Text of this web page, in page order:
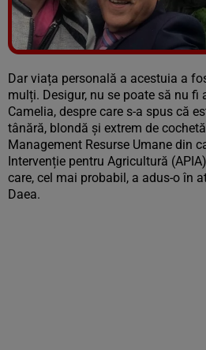
Dar viața personală a acestuia a
mulți. Desigur, nu se poate să nu fi
Camelia, despre care s-a spus că
tânără, blondă și extrem de
Management Resurse Umane din
Intervenție pentru Agricultură
care, cel mai probabil, a adus-o în
Daea.